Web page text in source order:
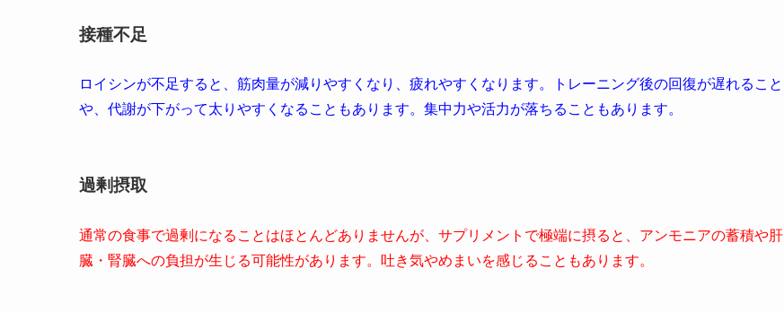
接種不足
ロイシンが不足すると、筋肉量が減りやすくなり、疲れやすくなります。トレーニング後の回復が遅れること
や、代謝が下がって太りやすくなることもあります。集中力や活力が落ちることもあります。
過剰摂取
通常の食事で過剰になることはほとんどありませんが、サプリメントで極端に摂ると、アンモニアの蓄積や肝
臓・腎臓への負担が生じる可能性があります。吐き気やめまいを感じることもあります。